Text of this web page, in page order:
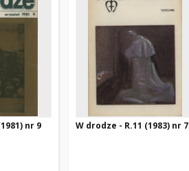
nr 9 W drodze - R.11 (1983) nr 7